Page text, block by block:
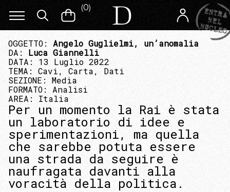
(0)
OGGETTO: Angelo Guglielmi, un’anomalia
DA: Luca Giannelli
DATA: 13 Luglio 2022
TEMA: Cavi, Carta, Dati
SEZIONE: Media
FORMATO: Analisi
AREA: Italia
Per un momento la Rai è stata
un laboratorio di idee e
sperimentazioni, ma quella
che sarebbe potuta essere
una strada da seguire è
naufragata davanti alla
voracità della politica.